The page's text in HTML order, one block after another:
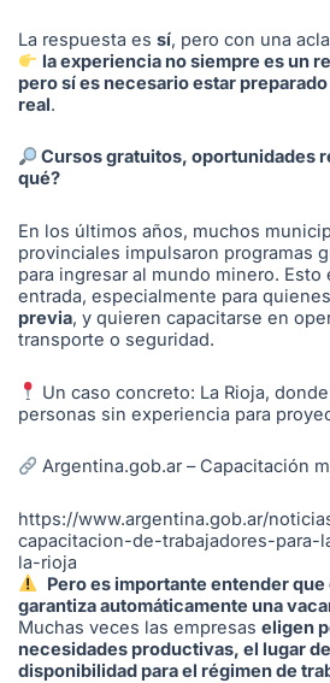
La respuesta es sí, pero con una
la experiencia no siempre es un
pero sí es necesario estar
real.
Cursos gratuitos, oportunidades
qué?
En los últimos años, muchos
provinciales impulsaron programas
para ingresar al mundo minero. Esto
entrada, especialmente para quienes
previa, y quieren capacitarse en
transporte o seguridad.
Un caso concreto: La Rioja,
personas sin experiencia para
Argentina.gob.ar – Capacitación
https://www.argentina.gob.ar/
capacitacion-de-trabajadores-
la-rioja
Pero es importante entender
garantiza automáticamente una
Muchas veces las empresas eligen
necesidades productivas, el lugar
disponibilidad para el régimen de